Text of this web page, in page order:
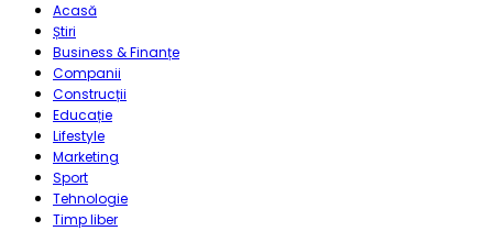
Acasă
Știri
Business & Finanțe
Companii
Construcții
Educație
Lifestyle
Marketing
Sport
Tehnologie
Timp liber